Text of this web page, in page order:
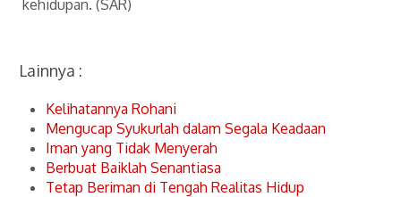
kehidupan. (SAR)
Lainnya :
Kelihatannya Rohani
Mengucap Syukurlah dalam Segala Keadaan
Iman yang Tidak Menyerah
Berbuat Baiklah Senantiasa
Tetap Beriman di Tengah Realitas Hidup